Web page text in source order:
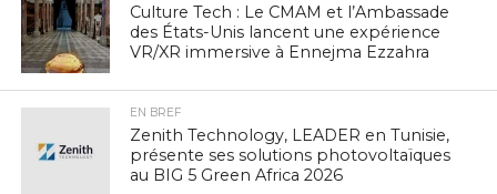
Culture Tech : Le CMAM et l’Ambassade
des États-Unis lancent une expérience
VR/XR immersive à Ennejma Ezzahra
EN BREF
Zenith Technology, LEADER en Tunisie,
présente ses solutions photovoltaïques
au BIG 5 Green Africa 2026